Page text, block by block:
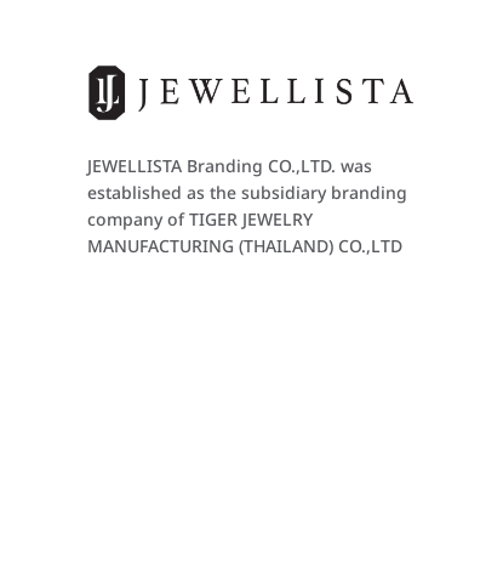
JEWELLISTA Branding CO.,LTD. was
established as the subsidiary branding
company of TIGER JEWELRY
MANUFACTURING (THAILAND) CO.,LTD